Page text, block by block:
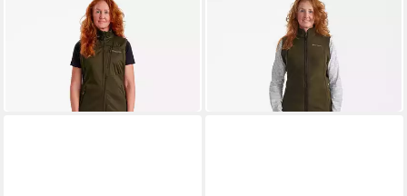
DEERHUNTER
Jagdweste Damen
Softshellweste Excape
UVP119,99 €
DEERHUNTER
Fleeceweste Damen
Fleeceweste Eagle
UVP 49,99 €